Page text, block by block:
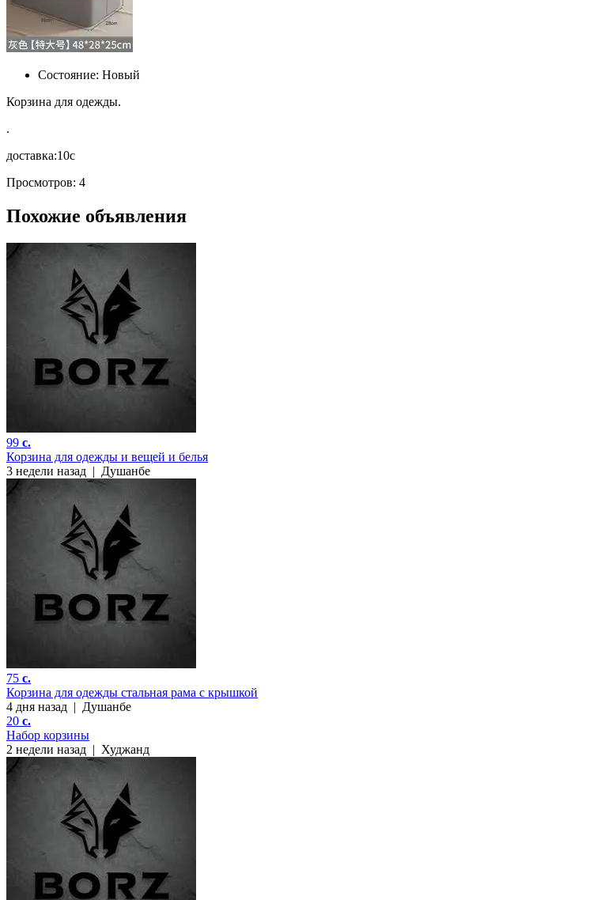
Состояние: Новый
Корзина для одежды.
.
доставка:10с
Просмотров: 4
Похожие объявления
99 c.
Корзина для одежды и вещей и белья
3 недели назад | Душанбе
75 c.
Корзина для одежды стальная рама с крышкой
4 дня назад | Душанбе
20 c.
Набор корзины
2 недели назад | Худжанд